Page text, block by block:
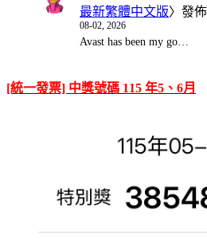
最新繁體中文版〉發
08-02, 2026
Avast has been my go…
[統一發票] 中獎號碼 115 年5、6月